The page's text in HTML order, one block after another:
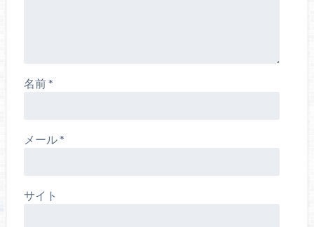
名前*
メール*
サイト